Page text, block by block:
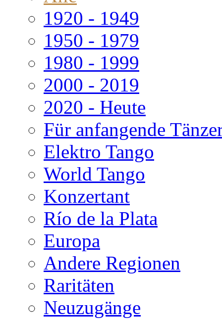
1920 - 1949
1950 - 1979
1980 - 1999
2000 - 2019
2020 - Heute
Für anfangende
Elektro Tango
World Tango
Konzertant
Río de la Plata
Europa
Andere Regionen
Raritäten
Neuzugänge